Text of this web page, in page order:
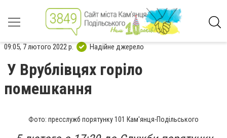
09:05, 7 лютого 2022 р. Надійне джерело
У Врублівцях горіло
помешкання
Фото: пресслужб порятунку 101 Кам'янця-Подільського